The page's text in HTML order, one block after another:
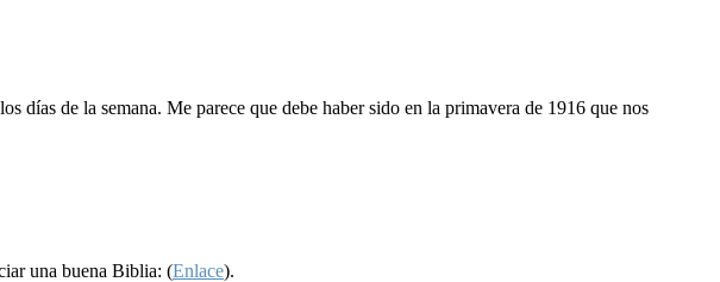
días de la semana. Me parece que debe haber sido en la primavera de 1916 que nos
una buena Biblia: (Enlace).